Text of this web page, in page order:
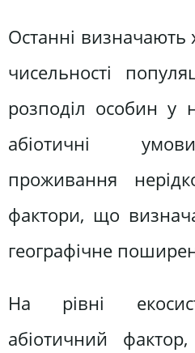
Останні визначають
чисельності
розподіл особин у
абіотичні
проживання
фактори, що
географічне
На рівні
абіотичний